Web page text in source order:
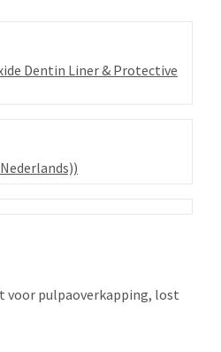
Dentin Liner & Protective
voor pulpaoverkapping, lost